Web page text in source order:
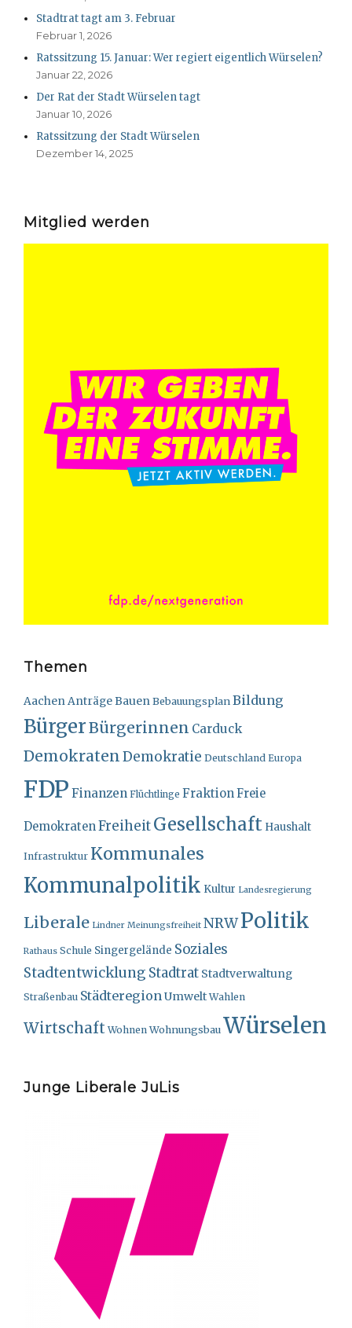
Stadtrat tagt am 3. Februar
Februar 1, 2026
Ratssitzung 15. Januar: Wer regiert eigentlich Würselen?
Januar 22, 2026
Der Rat der Stadt Würselen tagt
Januar 10, 2026
Ratssitzung der Stadt Würselen
Dezember 14, 2025
Mitglied werden
Themen
AachenAnträgeBauenBebauungsplanBildung
BürgerBürgerinnen Carduck
Demokraten Demokratie Deutschland Europa
FDP Finanzen Flüchtlinge Fraktion Freie
Demokraten FreiheitGesellschaft Haushalt
Infrastruktur Kommunales
Kommunalpolitik Kultur Landesregierung
Liberale Lindner Meinungsfreiheit NRWPolitik
Rathaus Schule Singergelände Soziales
Stadtentwicklung Stadtrat Stadtverwaltung
Straßenbau Städteregion Umwelt Wahlen
Wirtschaft Wohnen WohnungsbauWürselen
Junge Liberale JuLis